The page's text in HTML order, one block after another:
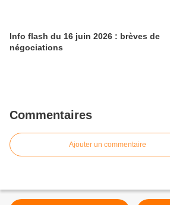
Info flash du 16 juin 2026 : brèves de
négociations
Commentaires
Ajouter un commentaire